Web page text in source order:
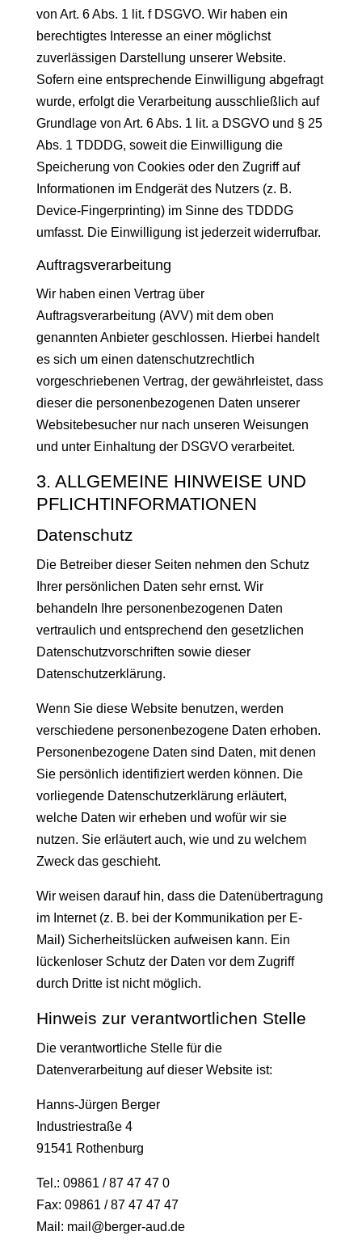
von Art. 6 Abs. 1 lit. f DSGVO. Wir haben ein
berechtigtes Interesse an einer möglichst
zuverlässigen Darstellung unserer Website.
Sofern eine entsprechende Einwilligung abgefragt
wurde, erfolgt die Verarbeitung ausschließlich auf
Grundlage von Art. 6 Abs. 1 lit. a DSGVO und § 25
Abs. 1 TDDDG, soweit die Einwilligung die
Speicherung von Cookies oder den Zugriff auf
Informationen im Endgerät des Nutzers (z. B.
Device-Fingerprinting) im Sinne des TDDDG
umfasst. Die Einwilligung ist jederzeit widerrufbar.
Auftragsverarbeitung
Wir haben einen Vertrag über
Auftragsverarbeitung (AVV) mit dem oben
genannten Anbieter geschlossen. Hierbei handelt
es sich um einen datenschutzrechtlich
vorgeschriebenen Vertrag, der gewährleistet, dass
dieser die personenbezogenen Daten unserer
Websitebesucher nur nach unseren Weisungen
und unter Einhaltung der DSGVO verarbeitet.
3. ALLGEMEINE HINWEISE UND
PFLICHT­INFORMATIONEN
Datenschutz
Die Betreiber dieser Seiten nehmen den Schutz
Ihrer persönlichen Daten sehr ernst. Wir
behandeln Ihre personenbezogenen Daten
vertraulich und entsprechend den gesetzlichen
Datenschutzvorschriften sowie dieser
Datenschutzerklärung.
Wenn Sie diese Website benutzen, werden
verschiedene personenbezogene Daten erhoben.
Personenbezogene Daten sind Daten, mit denen
Sie persönlich identifiziert werden können. Die
vorliegende Datenschutzerklärung erläutert,
welche Daten wir erheben und wofür wir sie
nutzen. Sie erläutert auch, wie und zu welchem
Zweck das geschieht.
Wir weisen darauf hin, dass die Datenübertragung
im Internet (z. B. bei der Kommunikation per E-
Mail) Sicherheitslücken aufweisen kann. Ein
lückenloser Schutz der Daten vor dem Zugriff
durch Dritte ist nicht möglich.
Hinweis zur verantwortlichen Stelle
Die verantwortliche Stelle für die
Datenverarbeitung auf dieser Website ist:
Hanns-Jürgen Berger
Industriestraße 4
91541 Rothenburg
Tel.: 09861 / 87 47 47 0
Fax: 09861 / 87 47 47 47
Mail: mail@berger-aud.de